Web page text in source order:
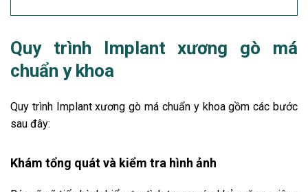
Quy trình Implant xương gò má
chuẩn y khoa
Quy trình Implant xương gò má chuẩn y khoa gồm các bước
sau đây:
Khám tổng quát và kiểm tra hình ảnh